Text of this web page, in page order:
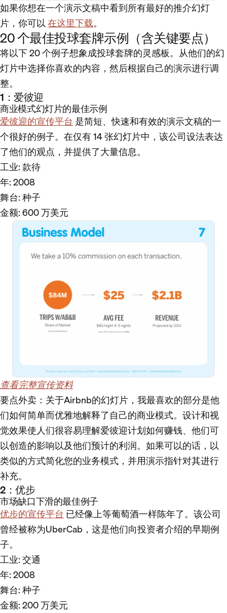
如果你想在一个演示文稿中看到所有最好的推介幻灯
片，你可以在这里下载。
20 个最佳投球套牌示例（含关键要点）
将以下 20 个例子想象成投球套牌的灵感板。从他们的幻
灯片中选择你喜欢的内容，然后根据自己的演示进行调
整。
1：爱彼迎
商业模式幻灯片的最佳示例
爱彼迎的宣传平台是简短、快速和有效的演示文稿的一
个很好的例子。在仅有 14 张幻灯片中，该公司设法表达
了他们的观点，并提供了大量信息。
工业: 款待
年: 2008
舞台: 种子
金额: 600 万美元
查看完整宣传资料
要点外卖 ：关于Airbnb的幻灯片，我最喜欢的部分是他
们如何简单而优雅地解释了自己的商业模式。设计和视
觉效果使人们很容易理解爱彼迎计划如何赚钱、他们可
以创造的影响以及他们预计的利润。如果可以的话，以
类似的方式简化您的业务模式，并用演示指针对其进行
补充。
2：优步
市场缺口下滑的最佳例子
优步的宣传平台 已经像上等葡萄酒一样陈年了。该公司
曾经被称为UberCab，这是他们向投资者介绍的早期例
子。
工业: 交通
年: 2008
舞台: 种子
金额: 200 万美元